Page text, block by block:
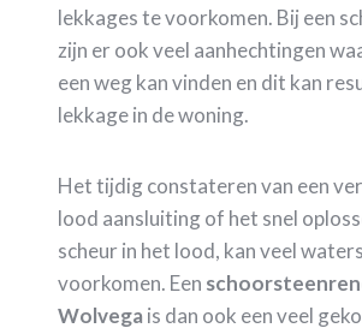
lekkages te voorkomen. Bij een
zijn er ook veel aanhechtingen
een weg kan vinden en dit kan
lekkage in de woning.
Het tijdig constateren van een
lood aansluiting of het snel
scheur in het lood, kan veel
voorkomen. Een
Wolvega is dan ook een veel